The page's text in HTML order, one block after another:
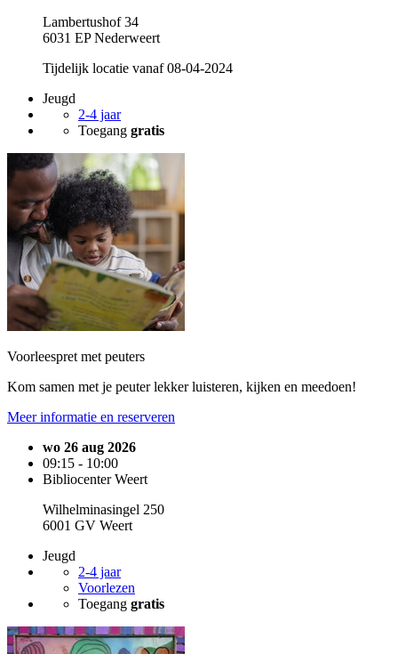
Lambertushof 34
6031 EP Nederweert
Tijdelijk locatie vanaf 08-04-2024
Jeugd
2-4 jaar
Toegang gratis
Voorleespret met peuters
Kom samen met je peuter lekker luisteren, kijken en meedoen!
Meer informatie en reserveren
wo 26 aug 2026
09:15 - 10:00
Bibliocenter Weert
Wilhelminasingel 250
6001 GV Weert
Jeugd
2-4 jaar
Voorlezen
Toegang gratis